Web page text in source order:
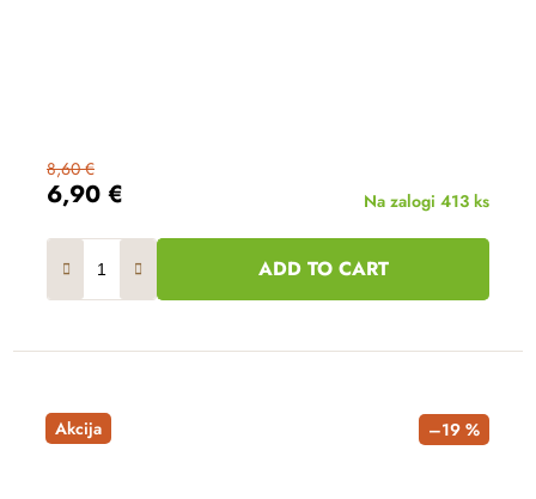
6,90 €
8,60 €
Na zalogi 413 ks
ADD TO CART
Akcija –19 %